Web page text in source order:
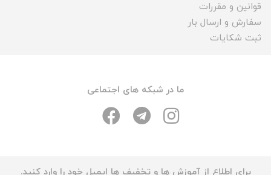
قوانین و مقررات
سفارش و ارسال بار
ثبت شکایات
ما در شبکه های اجتماعی
برای اطلاع از آموزش ها و تخفیف ها ایمیل خود را وارد کنید.